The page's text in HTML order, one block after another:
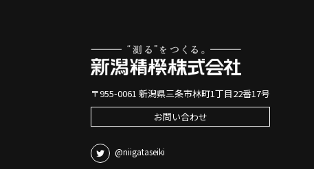
〒955-0061 新潟県三条市林町1丁目22番17号
お問い合わせ
@niigataseiki